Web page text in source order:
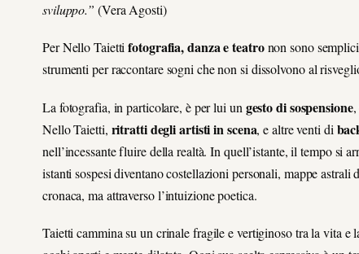
sviluppo.” (Vera Agosti)
Per Nello Taiettifotografia, danza e teatronon sono
strumenti per raccontare sogni che non si dissolvono al
La fotografia, in particolare, è per lui un gesto di sospensione,
Nello Taietti, ritratti degli artisti in scena, e altre venti di
nell’incessante fluire della realtà. In quell’istante, il tempo si
istanti sospesi diventano costellazioni personali, mappe
cronaca, ma attraverso l’intuizione poetica.
Taietti cammina su un crinale fragile e vertiginoso tra la vita e